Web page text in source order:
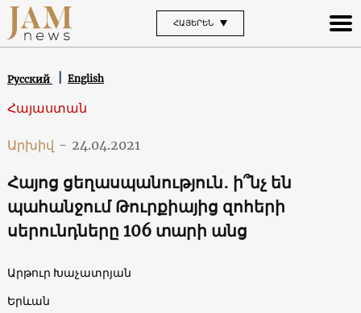
ՀԱՅԵՐԵՆ
Русский English
Հայաստան
Արխիվ - 24.04.2021
Հայոց ցեղասպանություն․ ի՞նչ են
պահանջում Թուրքիայից զոհերի
սերունդները 106 տարի անց
Արթուր Խաչատրյան
Երևան